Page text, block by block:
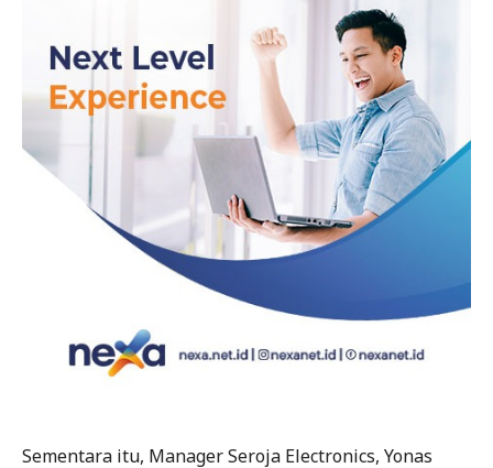
Sementara itu, Manager Seroja Electronics, Yonas